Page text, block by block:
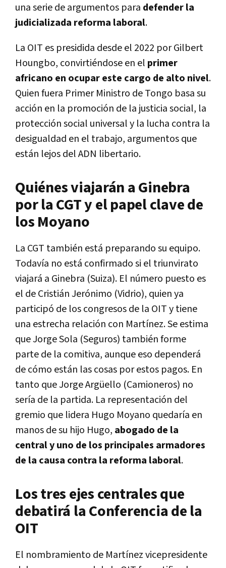
una serie de argumentos para defender la
judicializada reforma laboral.
La OIT es presidida desde el 2022 por Gilbert
Houngbo, convirtiéndose en el primer
africano en ocupar este cargo de alto nivel.
Quien fuera Primer Ministro de Tongo basa su
acción en la promoción de la justicia social, la
protección social universal y la lucha contra la
desigualdad en el trabajo, argumentos que
están lejos del ADN libertario.
Quiénes viajarán a Ginebra
por la CGT y el papel clave de
los Moyano
La CGT también está preparando su equipo.
Todavía no está confirmado si el triunvirato
viajará a Ginebra (Suiza). El número puesto es
el de Cristián Jerónimo (Vidrio), quien ya
participó de los congresos de la OIT y tiene
una estrecha relación con Martínez. Se estima
que Jorge Sola (Seguros) también forme
parte de la comitiva, aunque eso dependerá
de cómo están las cosas por estos pagos. En
tanto que Jorge Argüello (Camioneros) no
sería de la partida. La representación del
gremio que lidera Hugo Moyano quedaría en
manos de su hijo Hugo, abogado de la
central y uno de los principales armadores
de la causa contra la reforma laboral.
Los tres ejes centrales que
debatirá la Conferencia de la
OIT
El nombramiento de Martínez vicepresidente